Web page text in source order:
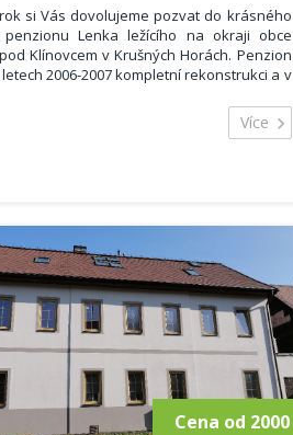
si Vás dovolujeme pozvat do krásného
penzionu Lenka ležícího na okraji obce
Klínovcem v Krušných Horách. Penzion
2006-2007 kompletní rekonstrukci a v
Celková kapacita penzionu je 15 pokojů
V příjemném prostředí si zde můžete
V objektu se nachází restaurace s
Parkování v areálu penzionu a možnost
vybavení do úschovny.
Více
Cena od 2000